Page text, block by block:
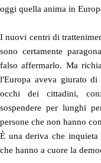
oggi quella anima in
I nuovi centri di
sono certamente
falso affermarlo. Ma
l'Europa aveva giurato
occhi dei cittadini,
sospendere per lunghi
persone che non hanno
È una deriva che
che hanno a cuore la